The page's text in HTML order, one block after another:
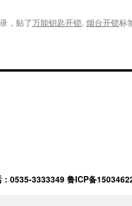
，贴了万能钥匙开锁, 烟台开锁标
0535-3333349 鲁ICP备